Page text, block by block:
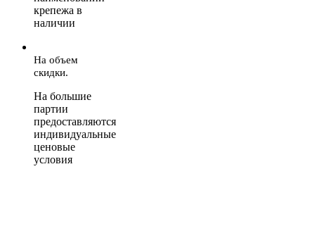
крепежа в
наличии
На объем
скидки.
На большие
партии
предоставляются
индивидуальные
ценовые
условия